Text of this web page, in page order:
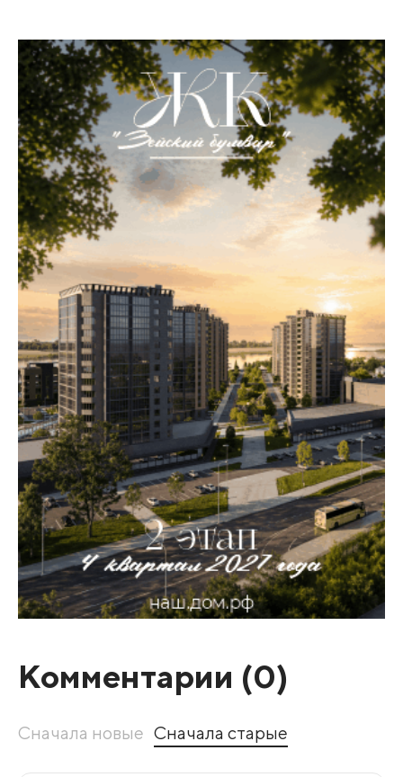
Комментарии (0)
Сначала новые Сначала старые